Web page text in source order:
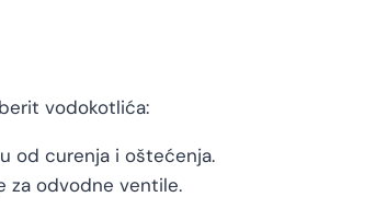
vodokotlića:
od curenja i oštećenja.
za odvodne ventile.